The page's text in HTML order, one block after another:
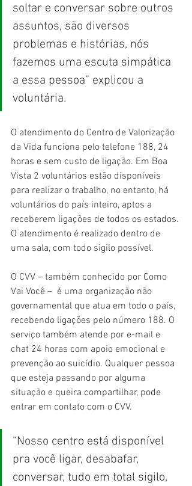
soltar e conversar sobre outros
assuntos, são diversos
problemas e histórias, nós
fazemos uma escuta simpática
a essa pessoa” explicou a
voluntária.
O atendimento do Centro de Valorização
da Vida funciona pelo telefone 188, 24
horas e sem custo de ligação. Em Boa
Vista 2 voluntários estão disponíveis
para realizar o trabalho, no entanto, há
voluntários do país inteiro, aptos a
receberem ligações de todos os estados.
O atendimento é realizado dentro de
uma sala, com todo sigilo possível.
O CVV – também conhecido por Como
Vai Você –  é uma organização não
governamental que atua em todo o país,
recebendo ligações pelo número 188. O
serviço também atende por e-mail e
chat 24 horas com apoio emocional e
prevenção ao suicídio. Qualquer pessoa
que esteja passando por alguma
situação e queira compartilhar, pode
entrar em contato com o CVV.
“Nosso centro está disponível
pra você ligar, desabafar,
conversar, tudo em total sigilo,